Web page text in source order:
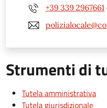
+39 339 2967661
Strumenti di
Tutela amministrativa
Tutela giurisdizionale